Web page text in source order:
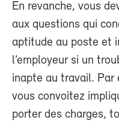
En revanche, vous
aux questions qui
aptitude au poste et
l’employeur si un
inapte au travail. Par
vous convoitez
porter des charges,